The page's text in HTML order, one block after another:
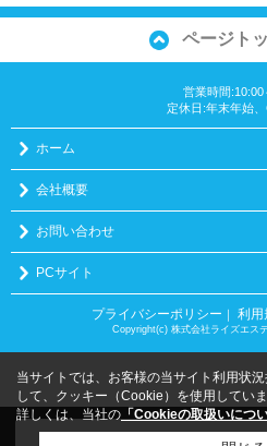
ページト
営業時間:10:00
定休日:年末年始
ホーム
会社概要
お問い合わせ
PCサイト
プライバシーポリシー 利用
Copyright(c) 株式会社ライズエス
こちらの物件をご覧の方に
当サイトでは、お客様の当サイト利用状
して、クッキー（Cookie）を使用していま
詳しくは、当社の 「Cookieの取扱いについ